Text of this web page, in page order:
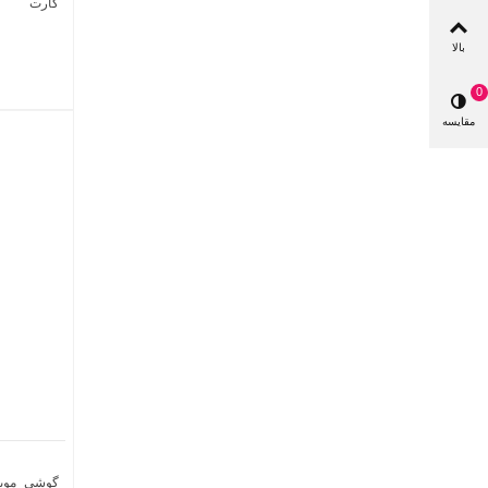
بالا
مقایسه
0